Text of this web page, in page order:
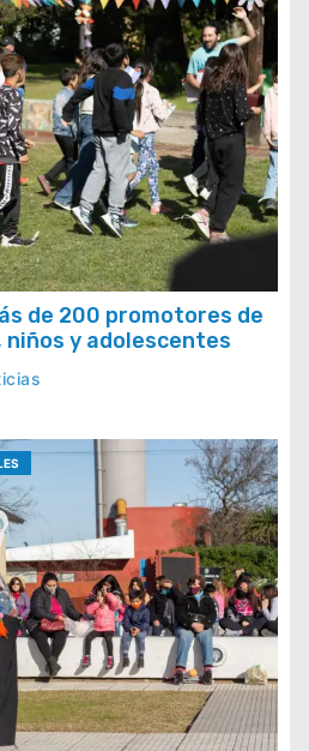
de 200 promotores de
niños y adolescentes